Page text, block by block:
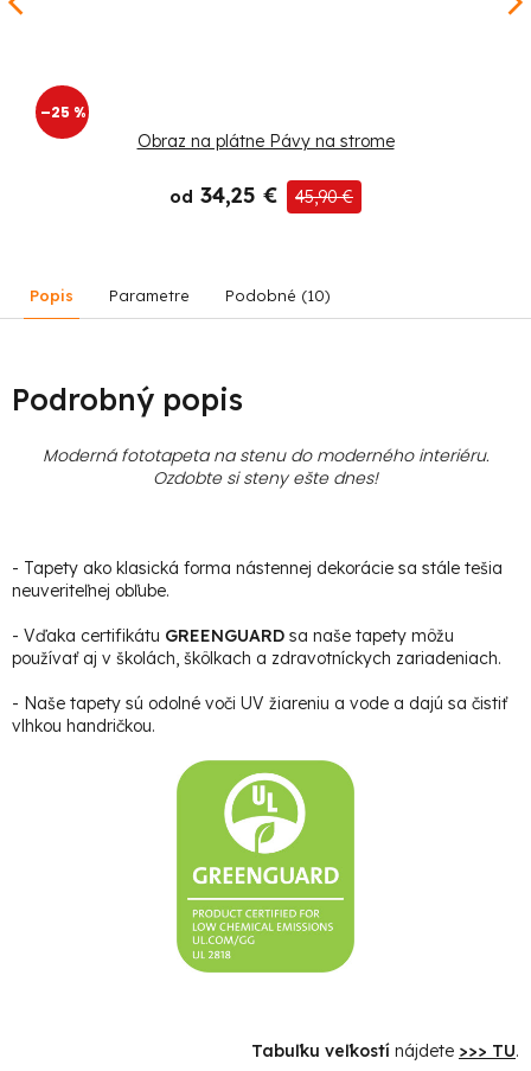
–25 %
Obraz na plátne Pávy na strome
od 34,25 € 45,90 €
Popis Parametre Podobné (10)
Podrobný popis
Moderná fototapeta na stenu do moderného interiéru.
Ozdobte si steny ešte dnes!
- Tapety ako klasická forma nástennej dekorácie sa stále tešia
neuveriteľnej obľube.
- Vďaka certifikátu GREENGUARD sa naše tapety môžu
používať aj v školách, škôlkach a zdravotníckych zariadeniach.
- Naše tapety sú odolné voči UV žiareniu a vode a dajú sa čistiť
vlhkou handričkou.
Tabuľku veľkostí nájdete >>> TU.